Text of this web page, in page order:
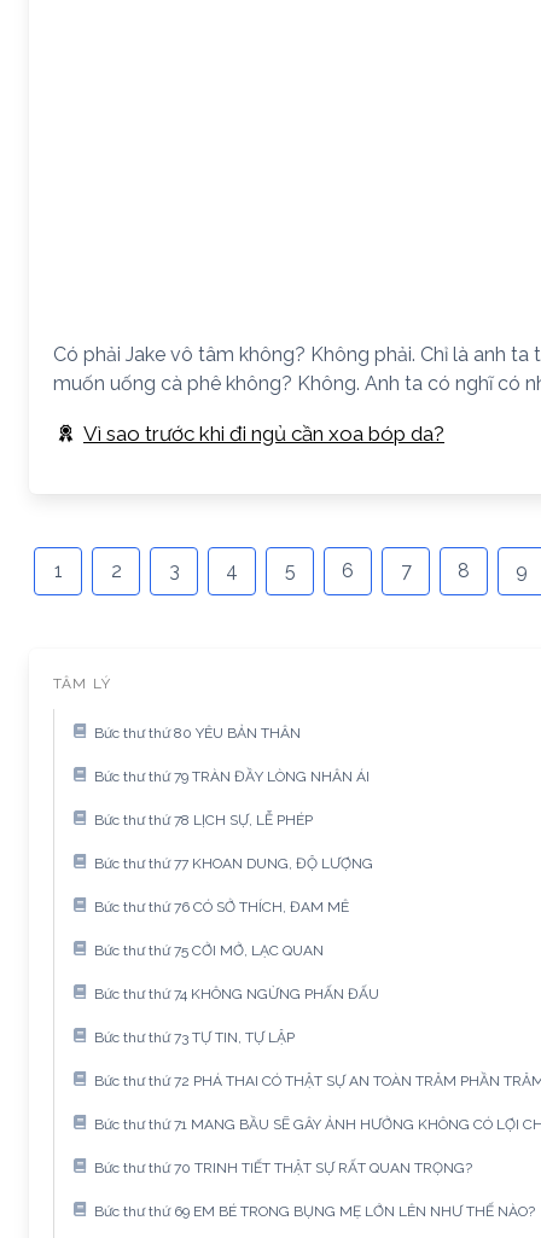
Có phải Jake vô tâm không? Không phải. Chỉ là anh
muốn uống cà phê không? Không. Anh ta có nghĩ có
Vì sao trước khi đi ngủ cần xoa bóp da?
1 2 3 4 5 6 7 8 9
TÂM LÝ
Bức thư thứ 80 YÊU BẢN THÂN
Bức thư thứ 79 TRÀN ĐẦY LÒNG NHÂN ÁI
Bức thư thứ 78 LỊCH SỰ, LỄ PHÉP
Bức thư thứ 77 KHOAN DUNG, ĐỘ LƯỢNG
Bức thư thứ 76 CÓ SỞ THÍCH, ĐAM MÊ
Bức thư thứ 75 CỞI MỞ, LẠC QUAN
Bức thư thứ 74 KHÔNG NGỪNG PHẤN ĐẤU
Bức thư thứ 73 TỰ TIN, TỰ LẬP
Bức thư thứ 72 PHÁ THAI CÓ THẬT SỰ AN TOÀN TRĂM PHẦN
Bức thư thứ 71 MANG BẦU SẼ GÂY ẢNH HƯỞNG KHÔNG CÓ LỢI
Bức thư thứ 70 TRINH TIẾT THẬT SỰ RẤT QUAN TRỌNG?
Bức thư thứ 69 EM BÉ TRONG BỤNG MẸ LỚN LÊN NHƯ THẾ NÀO?